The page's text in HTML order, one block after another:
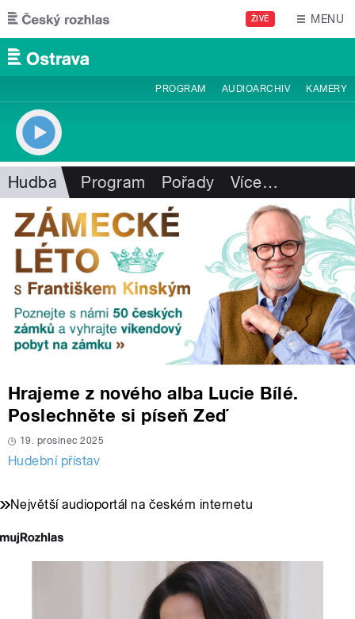
Přejít k hlavnímu obsahu
ŽIVĚ MENU
PROGRAM AUDIOARCHIV KAMERY
Hudba Program Pořady Více…
Hrajeme z nového alba Lucie Bílé.
Poslechněte si píseň Zeď
19. prosinec 2025
Hudební přístav
Největší audioportál na českém internetu